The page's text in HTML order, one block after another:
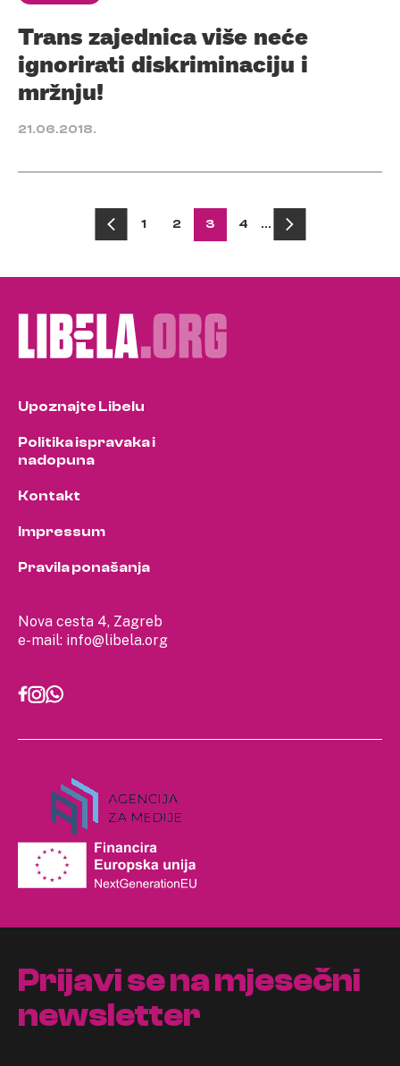
Trans zajednica više neće
ignorirati diskriminaciju i
mržnju!
21.06.2018.
Posts
pagination
1 2 3 4 …
Nova cesta 4, Zagreb
e-mail: info@libela.org
Upoznajte Libelu
Politika ispravaka i
nadopuna
Kontakt
Impressum
Pravila ponašanja
Prijavi se na mjesečni
newsletter